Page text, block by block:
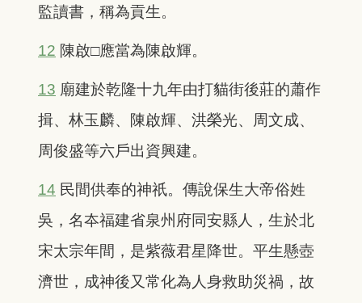
監讀書，稱為貢生。
12 陳啟□應當為陳啟輝。
13 廟建於乾隆十九年由打貓街後莊的蕭作
揖、林玉麟、陳啟輝、洪榮光、周文成、
周俊盛等六戶出資興建。
14 民間供奉的神祇。傳說保生大帝俗姓
吳，名夲福建省泉州府同安縣人，生於北
宋太宗年間，是紫薇君星降世。平生懸壺
濟世，成神後又常化為人身救助災禍，故